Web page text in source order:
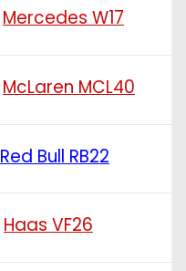
Mercedes W17
McLaren MCL40
Red Bull RB22
Haas VF26